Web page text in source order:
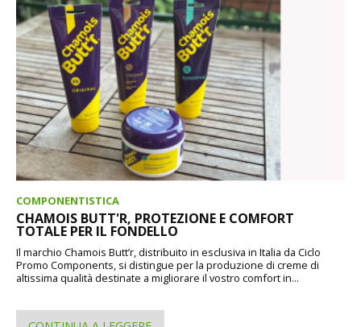
COMPONENTISTICA
CHAMOIS BUTT'R, PROTEZIONE E COMFORT
TOTALE PER IL FONDELLO
Il marchio Chamois Butt’r, distribuito in esclusiva in Italia da Ciclo
Promo Components, si distingue per la produzione di creme di
altissima qualità destinate a migliorare il vostro comfort in...